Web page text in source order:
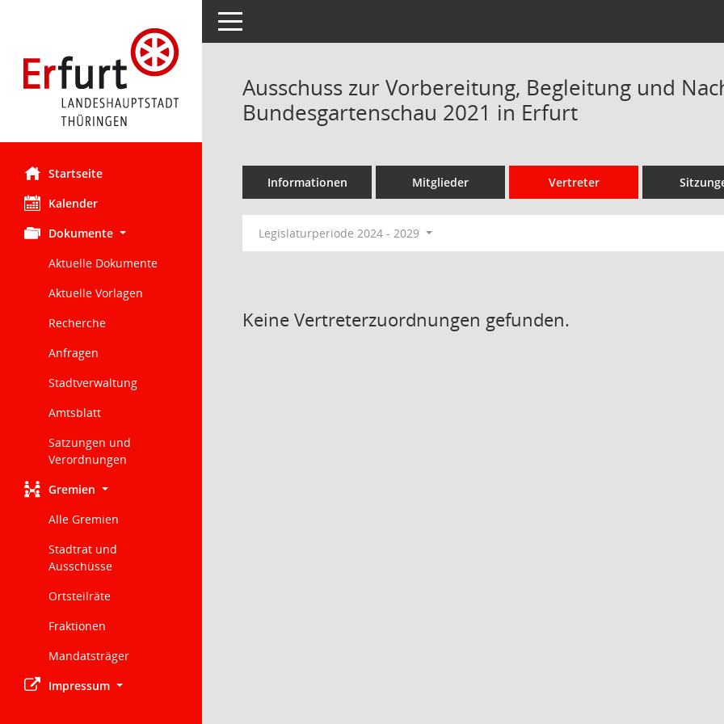
Startseite
Kalender
Dokumente
Aktuelle Dokumente
Aktuelle Vorlagen
Recherche
Anfragen
Stadtverwaltung
Amtsblatt
Satzungen und
Verordnungen
Gremien
Alle Gremien
Stadtrat und
Ausschüsse
Ortsteilräte
Fraktionen
Mandatsträger
Impressum
Toggle navigation
Ausschuss zur Vorbereitung, Begleitung und
Bundesgartenschau 2021 in Erfurt
Informationen Mitglieder Vertreter
Legislaturperiode 2024 - 2029
Keine Vertreterzuordnungen gefunden.